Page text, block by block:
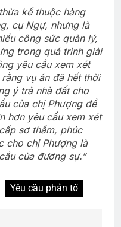
kế thuộc hàng
cụ Ngự, nhưng là
công sức quản lý,
trong quá trình giải
yêu cầu xem xét
vụ án đã hết thời
ý trả nhà đất cho
của chị Phượng đề
hơn yêu cầu xem xét
sơ thẩm, phúc
cho chị Phượng là
của đương sự.”
Yêu cầu phản tố